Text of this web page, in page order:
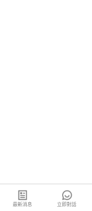
最新消息 立即對話